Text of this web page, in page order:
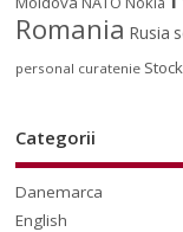
Romania Rusia
personal curatenie
Categorii
Danemarca
English